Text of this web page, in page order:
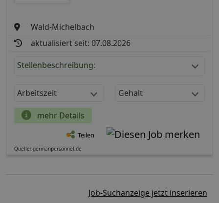
Wald-Michelbach
aktualisiert seit: 07.08.2026
Stellenbeschreibung:
Arbeitszeit Gehalt
mehr Details
Teilen
Quelle: germanpersonnel.de
Job-Suchanzeige jetzt inserieren